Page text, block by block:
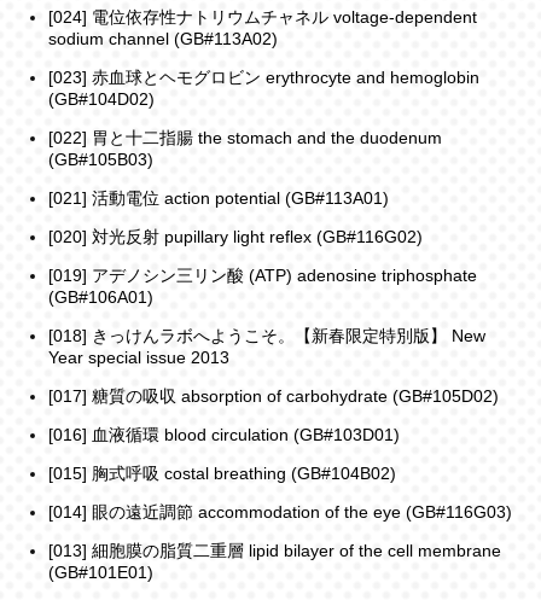
[024] 電位依存性ナトリウムチャネル voltage-dependent
sodium channel (GB#113A02)
[023] 赤血球とヘモグロビン erythrocyte and hemoglobin
(GB#104D02)
[022] 胃と十二指腸 the stomach and the duodenum
(GB#105B03)
[021] 活動電位 action potential (GB#113A01)
[020] 対光反射 pupillary light reflex (GB#116G02)
[019] アデノシン三リン酸 (ATP) adenosine triphosphate
(GB#106A01)
[018] きっけんラボへようこそ。【新春限定特別版】 New
Year special issue 2013
[017] 糖質の吸収 absorption of carbohydrate (GB#105D02)
[016] 血液循環 blood circulation (GB#103D01)
[015] 胸式呼吸 costal breathing (GB#104B02)
[014] 眼の遠近調節 accommodation of the eye (GB#116G03)
[013] 細胞膜の脂質二重層 lipid bilayer of the cell membrane
(GB#101E01)